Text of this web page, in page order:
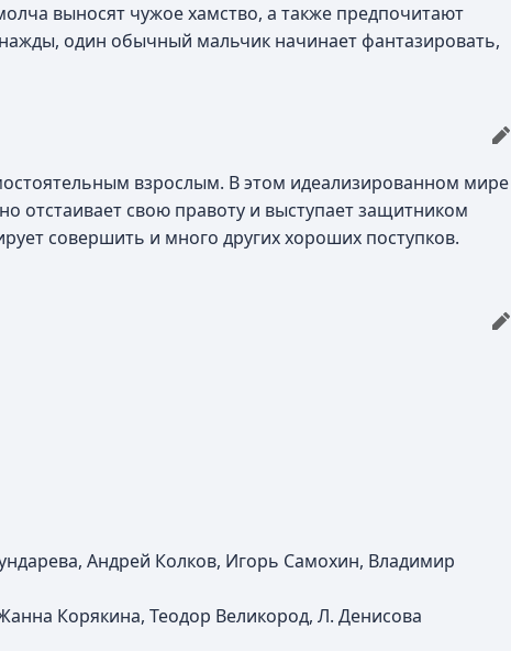
выносят чужое хамство, а также предпочитают
один обычный мальчик начинает фантазировать,
взрослым. В этом идеализированном мире
отстаивает свою правоту и выступает защитником
совершить и много других хороших поступков.
Андрей Колков, Игорь Самохин, Владимир
Корякина, Теодор Великород, Л. Денисова